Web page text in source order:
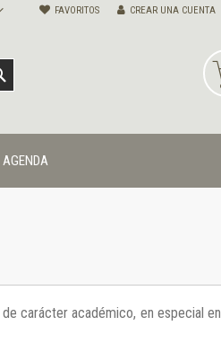
FAVORITOS CREAR UNA CUENTA
AGENDA
carácter académico, en especial en